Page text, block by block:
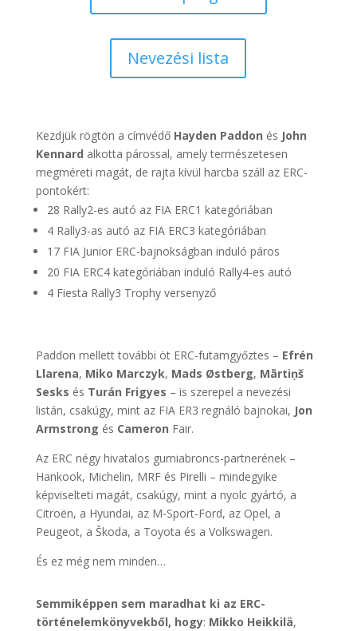
Nevezési lista
Kezdjük rögtön a címvédő Hayden Paddon és John
Kennard alkotta párossal, amely természetesen
megméreti magát, de rajta kívül harcba száll az ERC-
pontokért:
28 Rally2-es autó az FIA ERC1 kategóriában
4 Rally3-as autó az FIA ERC3 kategóriában
17 FIA Junior ERC-bajnokságban induló páros
20 FIA ERC4 kategóriában induló Rally4-es autó
4 Fiesta Rally3 Trophy versenyző
Paddon mellett további öt ERC-futamgyőztes – Efrén
Llarena, Miko Marczyk, Mads Østberg, Mārtiņš
Sesks és Turán Frigyes – is szerepel a nevezési
listán, csakúgy, mint az FIA ER3 regnáló bajnokai, Jon
Armstrong és Cameron Fair.
Az ERC négy hivatalos gumiabroncs-partnerének –
Hankook, Michelin, MRF és Pirelli – mindegyike
képviselteti magát, csakúgy, mint a nyolc gyártó, a
Citroën, a Hyundai, az M-Sport-Ford, az Opel, a
Peugeot, a Škoda, a Toyota és a Volkswagen.
És ez még nem minden…
Semmiképpen sem maradhat ki az ERC-
történelemkönyvekből, hogy: Mikko Heikkilä,